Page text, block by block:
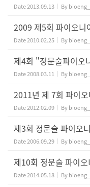
Date2013.09.13 By
2009 제5회 파이오니
Date2010.02.25 By
제4회 "정문술파이오
Date2008.03.11 By
2011년 제 7회 파이
Date2012.02.09 By
제3회 정문술 파이오
Date2006.09.29 By
제10회 정문술 파이
Date2014.05.18 By